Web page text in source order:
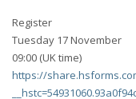
Register
Tuesday 17 November
09:00 (UK time)
https://